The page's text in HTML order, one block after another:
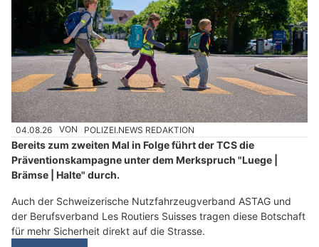
04.08.26 VON POLIZEI.NEWS REDAKTION
Bereits zum zweiten Mal in Folge führt der TCS die
Präventionskampagne unter dem Merkspruch "Luege |
Brämse | Halte" durch.
Auch der Schweizerische Nutzfahrzeugverband ASTAG und
der Berufsverband Les Routiers Suisses tragen diese Botschaft
für mehr Sicherheit direkt auf die Strasse.